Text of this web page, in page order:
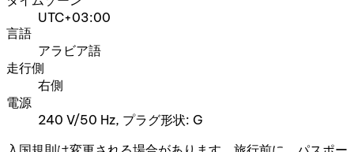
UTC+03:00
言語
アラビア語
走行側
右側
電源
240 V/50 Hz, プラグ形状: G